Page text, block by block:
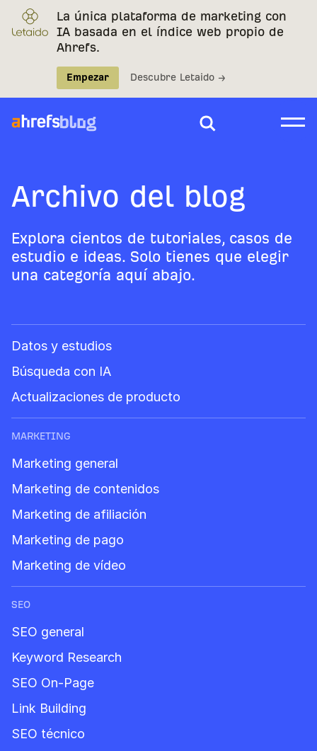
La única plataforma de marketing con
IA basada en el índice web propio de
Ahrefs.
Empezar Descubre Letaido →
Archivo del blog
Explora cientos de tutoriales, casos de
estudio e ideas. Solo tienes que elegir
una categoría aquí abajo.
Datos y estudios
Búsqueda con IA
Actualizaciones de producto
MARKETING
Marketing general
Marketing de contenidos
Marketing de afiliación
Marketing de pago
Marketing de vídeo
SEO
SEO general
Keyword Research
SEO On-Page
Link Building
SEO técnico